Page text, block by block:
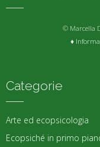
© Marcella
♦
Categorie
Arte ed ecopsicologia
Ecopsiché in primo